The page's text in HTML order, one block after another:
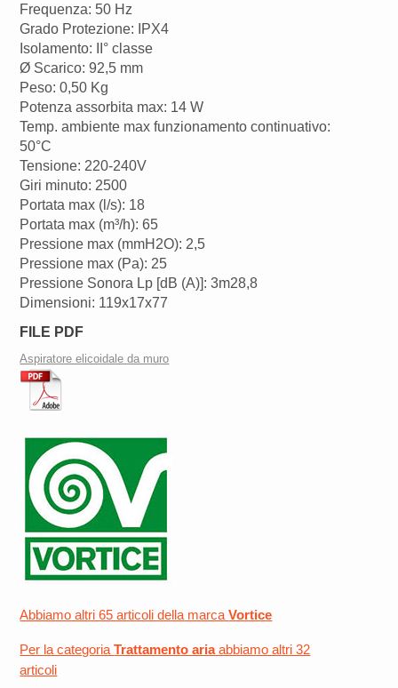
Frequenza: 50 Hz
Grado Protezione: IPX4
Isolamento: II° classe
Ø Scarico: 92,5 mm
Peso: 0,50 Kg
Potenza assorbita max: 14 W
Temp. ambiente max funzionamento continuativo:
50°C
Tensione: 220-240V
Giri minuto: 2500
Portata max (l/s): 18
Portata max (m³/h): 65
Pressione max (mmH2O): 2,5
Pressione max (Pa): 25
Pressione Sonora Lp [dB (A)]: 3m28,8
Dimensioni: 119x17x77
FILE PDF
Aspiratore elicoidale da muro
Abbiamo altri 65 articoli della marcaVortice
Per la categoriaTrattamento ariaabbiamo altri 32
articoli